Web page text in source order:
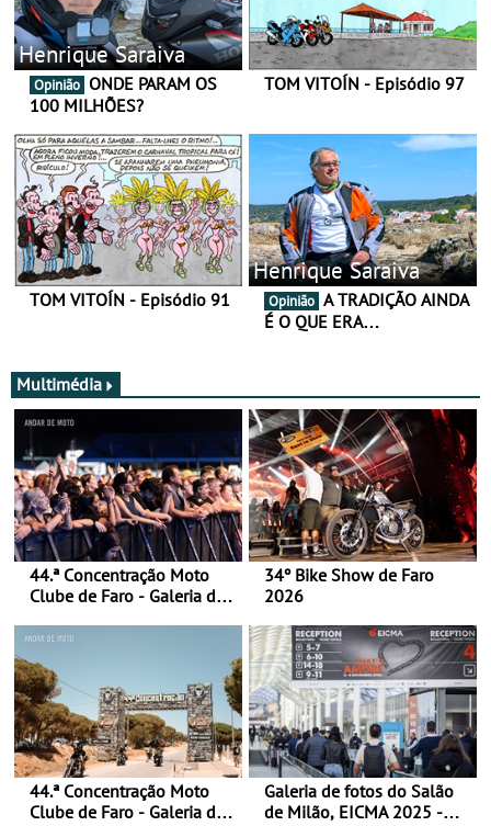
Henrique Saraiva
Opinião
100 MILHÕES?
TOM VITOÍN - Episódio 97
TOM VITOÍN - Episódio 91
Henrique Saraiva
Opinião
É O QUE ERA…
Multimédia
44.ª Concentração Moto
Clube de Faro - Galeria de
34º Bike Show de Faro
2026
44.ª Concentração Moto
Clube de Faro - Galeria de
Galeria de fotos do Salão
de Milão, EICMA 2025 -